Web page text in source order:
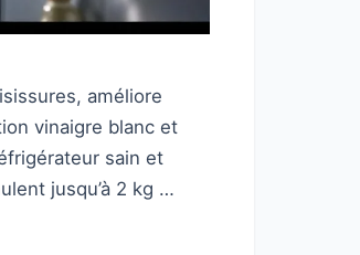
améliore
vinaigre blanc et
sain et
jusqu’à 2 kg …